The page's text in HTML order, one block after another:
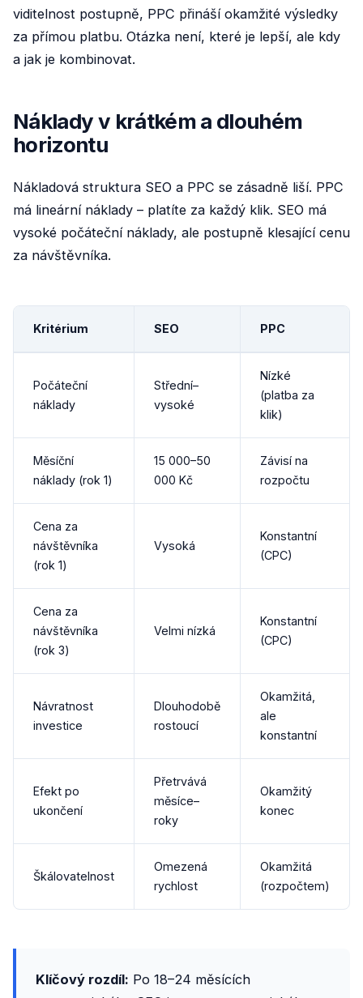
viditelnost postupně, PPC přináší okamžité výsledky
za přímou platbu. Otázka není, které je lepší, ale kdy
a jak je kombinovat.
Náklady v krátkém a dlouhém
horizontu
Nákladová struktura SEO a PPC se zásadně liší. PPC
má lineární náklady – platíte za každý klik. SEO má
vysoké počáteční náklady, ale postupně klesající cenu
za návštěvníka.
Kritérium SEO PPC
Počáteční
náklady
Střední–
vysoké
Nízké
(platba za
klik)
Měsíční
náklady (rok 1)
15 000–50
000 Kč
Závisí na
rozpočtu
Cena za
návštěvníka
(rok 1)
Vysoká
Konstantní
(CPC)
Cena za
návštěvníka
(rok 3)
Velmi nízká
Konstantní
(CPC)
Návratnost
investice
Dlouhodobě
rostoucí
Okamžitá,
ale
konstantní
Efekt po
ukončení
Přetrvává
měsíce–
roky
Okamžitý
konec
Škálovatelnost
Omezená
rychlost
Okamžitá
(rozpočtem)
Klíčový rozdíl: Po 18–24 měsících